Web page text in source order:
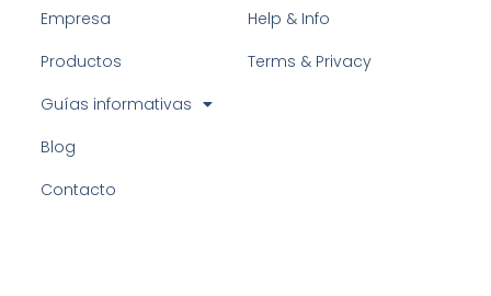
Help & Info
Terms & Privacy
Empresa
Productos
Guías informativas
Blog
Contacto